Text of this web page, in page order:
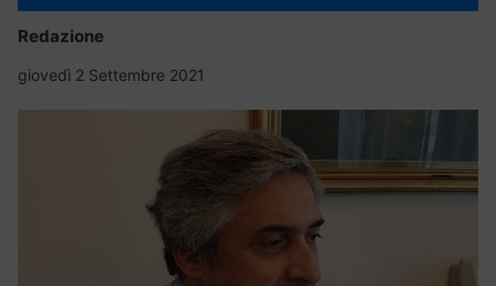
Redazione
giovedì 2 Settembre 2021